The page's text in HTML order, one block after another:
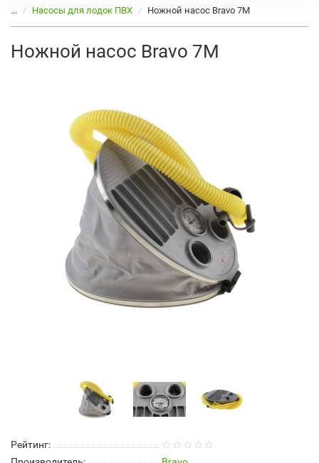
... Насосы для лодок ПВХ Ножной насос Bravo 7M
Ножной насос Bravo 7M
Рейтинг: